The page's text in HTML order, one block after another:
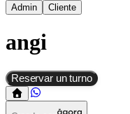
Admin Cliente
angi
Reservar un turno